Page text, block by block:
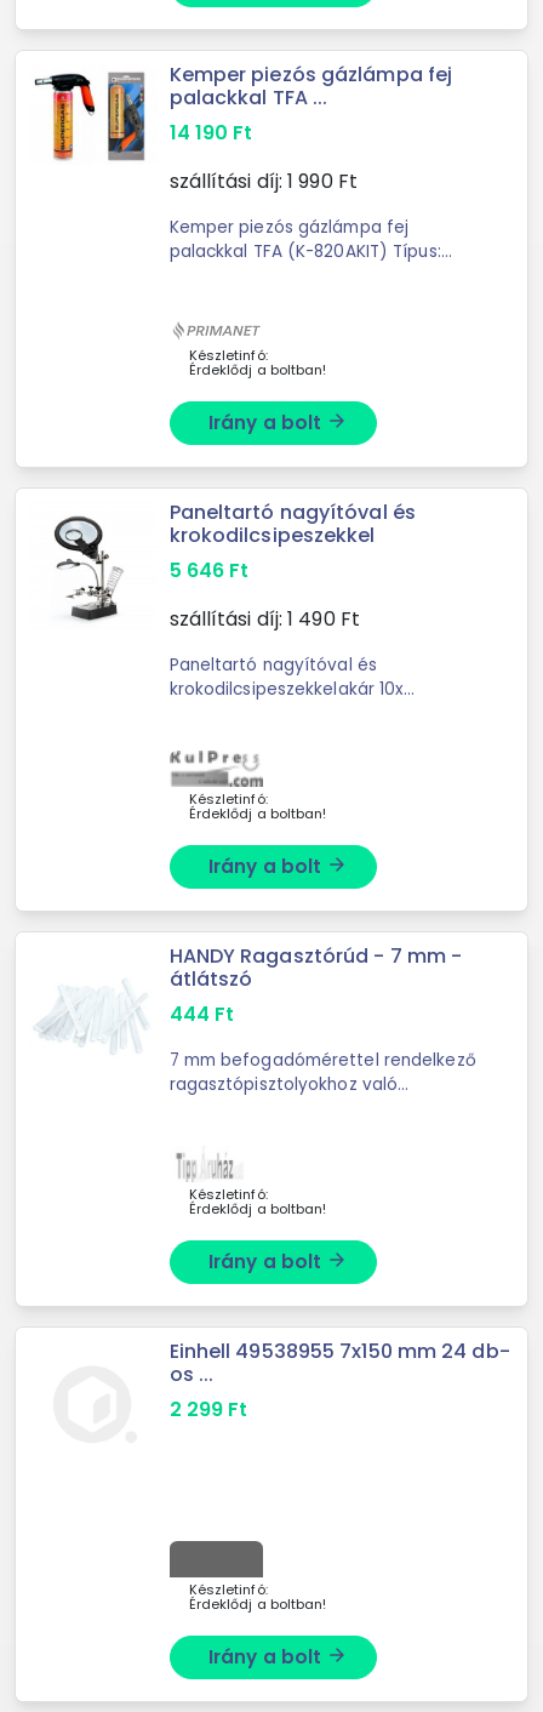
Kemper piezós gázlámpa fej
palackkal TFA ...
14 190 Ft
szállítási díj: 1 990Ft
Kemper piezós gázlámpa fej
palackkal TFA (K-820AKIT) Típus:
(szikragyújtás) Üzem: bután/propán
Készletinfó:
Érdeklődj a boltban!
Irány a bolt arrow_forward
Paneltartó nagyítóval és
krokodilcsipeszekkel
5 646 Ft
szállítási díj: 1 490Ft
Paneltartó nagyítóval és
krokodilcsipeszekkelakár 10x
elektronikában, modellezéshez,
illetve otthoni ...
Készletinfó:
Érdeklődj a boltban!
Irány a bolt arrow_forward
HANDY Ragasztórúd - 7 mm -
átlátszó
444 Ft
7 mm befogadómérettel rendelkező
ragasztópisztolyokhoz való
segítségével egyenletesen
adagolható. Ideális ...
Készletinfó:
Érdeklődj a boltban!
Irány a bolt arrow_forward
Einhell 49538955 7x150 mm 24 db-
os ...
2 299 Ft
Készletinfó:
Érdeklődj a boltban!
Irány a bolt arrow_forward